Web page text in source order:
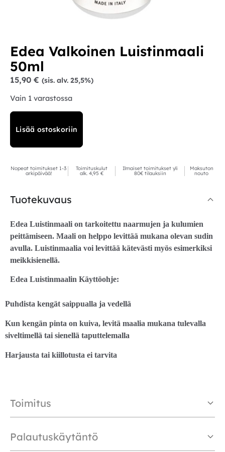
Edea Valkoinen Luistinmaali
50ml
15,90 € (sis. alv. 25,5%)
Vain 1 varastossa
Lisää ostoskoriin
Nopeat toimitukset 1-3
arkipäivää!
Toimituskulut
alk. 4,95 €
Ilmaiset toimitukset yli
80€ tilauksiin
Maksuton
nouto
Tuotekuvaus
Edea Luistinmaali on tarkoitettu naarmujen ja kulumien
peittämiseen. Maali on helppo levittää mukana olevan sudin
avulla. Luistinmaalia voi levittää kätevästi myös esimerkiksi
meikkisienellä.
Edea Luistinmaalin Käyttöohje:
Puhdista kengät saippualla ja vedellä
Kun kengän pinta on kuiva, levitä maalia mukana tulevalla
siveltimellä tai sienellä taputtelemalla
Harjausta tai kiillotusta ei tarvita
Toimitus
Palautuskäytäntö